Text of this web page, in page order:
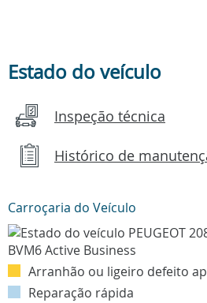
Estado do veículo
Inspeção técnica
Histórico de
Carroçaria do Veículo
Arranhão ou ligeiro defeito
Reparação rápida